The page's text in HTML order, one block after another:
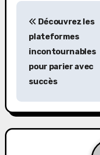
P
a
v
Découvrez les
plateformes
incontournables
pour parier avec
succès